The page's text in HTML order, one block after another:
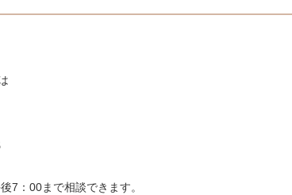
7：00まで相談できます。